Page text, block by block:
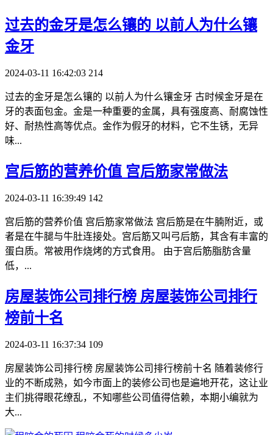
​过去的金牙是怎么镶的 以前人为什么镶
金牙
2024-03-11 16:42:03 214
过去的金牙是怎么镶的 以前人为什么镶金牙 古时候金牙是在
牙的表面包金。金是一种重要的金属，具有强度高、耐腐蚀性
好、耐热性高等优点。金作为假牙的材料，它不生锈，无异
味...
​宫后筋的营养价值 宫后筋家常做法
2024-03-11 16:39:49 142
宫后筋的营养价值 宫后筋家常做法 宫后筋是在牛腩附近，或
者是在牛腿与牛肚连接处。宫后筋又叫弓后筋，其含有丰富的
蛋白质。常被用作烧烤的方式食用。 由于宫后筋脂肪含量
低，...
​房屋装饰公司排行榜 房屋装饰公司排行
榜前十名
2024-03-11 16:37:34 109
房屋装饰公司排行榜 房屋装饰公司排行榜前十名 随着装修行
业的不断成熟，如今市面上的装修公司也是遍地开花，这让业
主们挑得眼花缭乱，不知哪些公司值得信赖，本期小编就为
大...